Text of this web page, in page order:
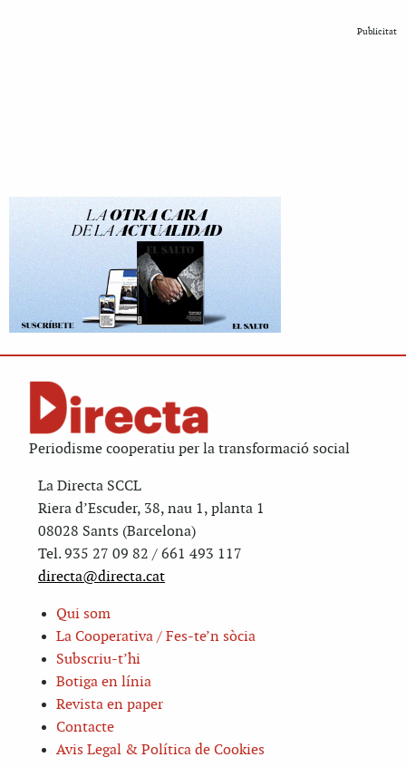
Publicitat
Periodisme cooperatiu per la transformació social
La Directa SCCL
Riera d’Escuder, 38, nau 1, planta 1
08028 Sants (Barcelona)
Tel. 935 27 09 82 / 661 493 117
directa@directa.cat
Qui som
La Cooperativa / Fes-te’n sòcia
Subscriu-t’hi
Botiga en línia
Revista en paper
Contacte
Avis Legal & Política de Cookies